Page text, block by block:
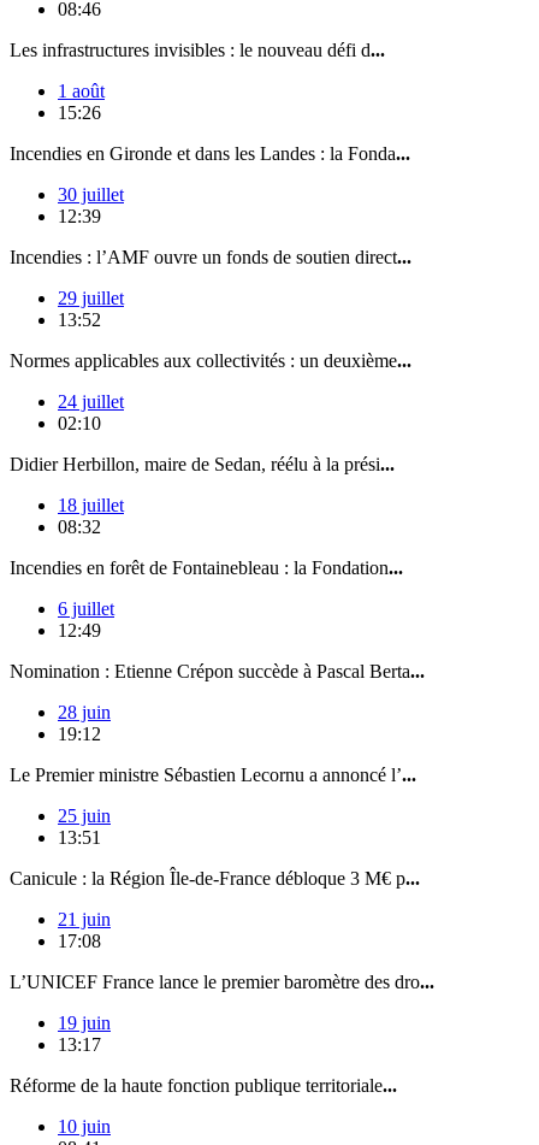
08:46
Les infrastructures invisibles : le nouveau défi d...
1 août
15:26
Incendies en Gironde et dans les Landes : la Fonda...
30 juillet
12:39
Incendies : l’AMF ouvre un fonds de soutien direct...
29 juillet
13:52
Normes applicables aux collectivités : un deuxième...
24 juillet
02:10
Didier Herbillon, maire de Sedan, réélu à la prési...
18 juillet
08:32
Incendies en forêt de Fontainebleau : la Fondation...
6 juillet
12:49
Nomination : Etienne Crépon succède à Pascal Berta...
28 juin
19:12
Le Premier ministre Sébastien Lecornu a annoncé l’...
25 juin
13:51
Canicule : la Région Île-de-France débloque 3 M€ p...
21 juin
17:08
L’UNICEF France lance le premier baromètre des dro...
19 juin
13:17
Réforme de la haute fonction publique territoriale...
10 juin